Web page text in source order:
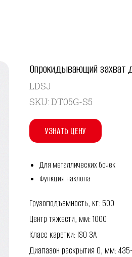
Опрокидывающий захват
LDSJ
SKU: DT05G-S5
УЗНАТЬ ЦЕНУ
Для металлических бочек
Функция наклона
Грузоподъемность, кг: 500
Центр тяжести, мм: 1000
Класс каретки: ISO 3A
Диапазон раскрытия O, мм: